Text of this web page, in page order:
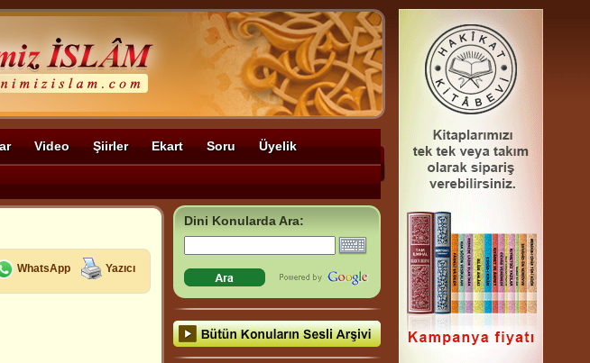
Video Şiirler Ekart Soru Üyelik
WhatsApp Yazıcı
Dini Konularda Ara: